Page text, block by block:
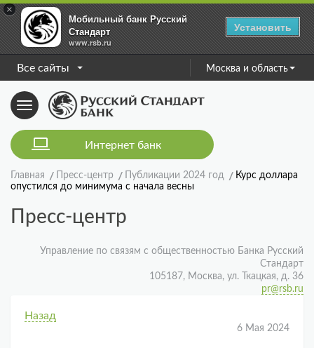
×
Мобильный банк Русский
Стандарт
www.rsb.ru
Установить
Все сайты Москва и область
Toggle
navigation
Интернет банк
Главная Пресс-центр Публикации 2024 год
Курс доллара
опустился до минимума с начала весны
Пресс-центр
Управление по связям с общественностью Банка Русский
Стандарт
105187, Москва, ул. Ткацкая, д. 36
pr@rsb.ru
Назад
6 Мая 2024